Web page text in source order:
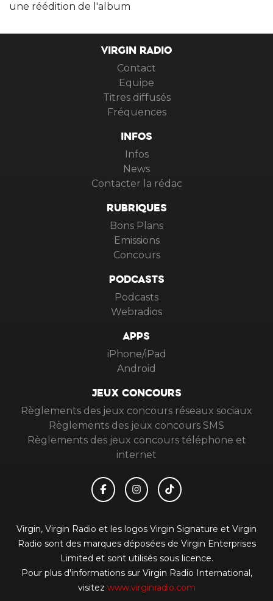
une réédition de l'album
VIRGIN RADIO
Contact
Equipe
Titres diffusés
Fréquences
INFOS
Infos
News
Contacter la rédac
RUBRIQUES
Bons Plans
Emissions
Concours
PODCASTS
Podcasts
Webradios
APPS
iPhone/iPad
Android
JEUX CONCOURS
Règlements des jeux concours réseaux sociaux
Règlements des jeux concours SMS
Règlements des jeux concours téléphone et
internet
Virgin, Virgin Radio et les logos Virgin Signature et Virgin
Radio sont des marques déposées de Virgin Enterprises
Limited et sont utilisés sous licence.
Pour plus d'informations sur Virgin Radio International,
visitez www.virginradio.com